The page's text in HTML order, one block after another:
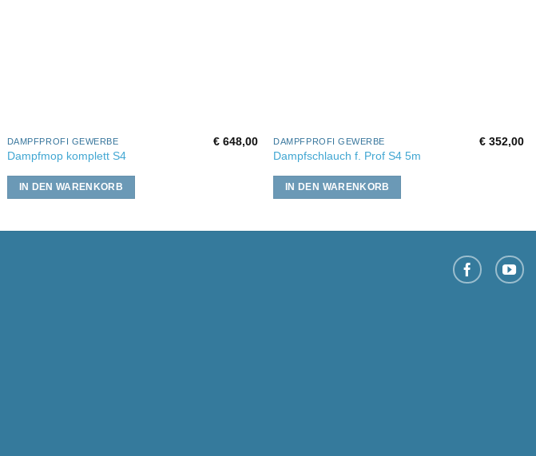
DAMPFPROFI GEWERBE
Dampfmop komplett S4
€648,00
IN DEN WARENKORB
DAMPFPROFI GEWERBE
Dampfschlauch f. Prof S4 5m
€ 352,00
IN DEN WARENKORB